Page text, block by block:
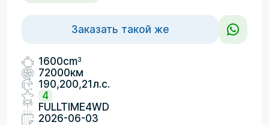
Заказать такой же
1600cm3
72000км
190,200,21л.с.
4
FULLTIME4WD
2026-06-03